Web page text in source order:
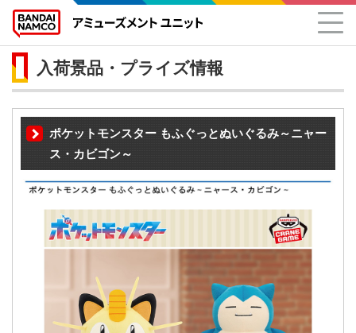
入荷景品・プライズ情報
ポケットモンスター もふぐっとぬいぐるみ～ニャー
ス・カビゴン～